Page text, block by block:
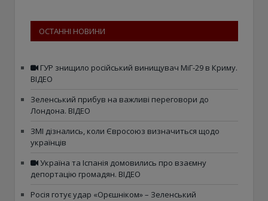
ОСТАННІ НОВИНИ
ГУР знищило російський винищувач МіГ-29 в Криму.
ВІДЕО
Зеленський прибув на важливі переговори до
Лондона. ВІДЕО
ЗМІ дізнались, коли Євросоюз визначиться щодо
українців
Україна та Іспанія домовились про взаємну
депортацію громадян. ВІДЕО
Росія готує удар «Орєшніком» – Зеленський